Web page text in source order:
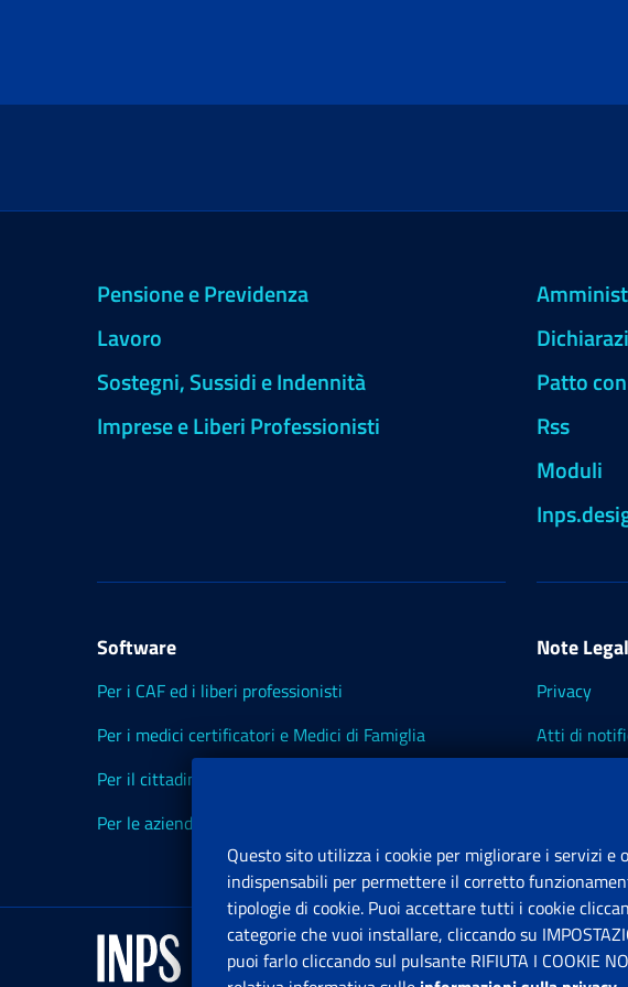
Pensione e Previdenza
Lavoro
Sostegni, Sussidi e Indennità
Imprese e Liberi Professionisti
Patto
Rss
Moduli
Software
Per i CAF ed i liberi professionisti
Per i medici certificatori e Medici di Famiglia
Per il cittadino
Per le aziende ed i Consulenti
Note
Privacy
Atti di
Questo sito utilizza i cookie per migliorare i servizi e
indispensabili per permettere il corretto
tipologie di cookie. Puoi accettare tutti i cookie
categorie che vuoi installare, cliccando su
puoi farlo cliccando sul pulsante RIFIUTA I COOKIE